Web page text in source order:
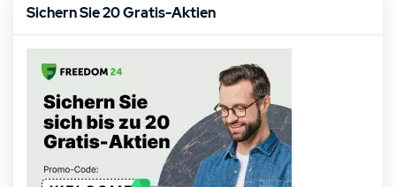
Sichern Sie 20 Gratis-Aktien